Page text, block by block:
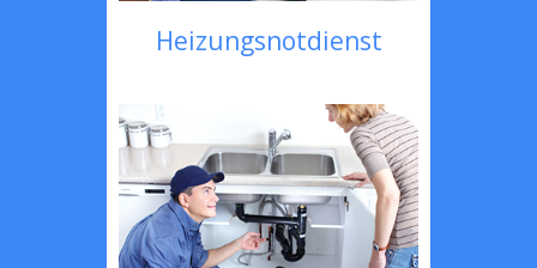
Heizungsnotdienst